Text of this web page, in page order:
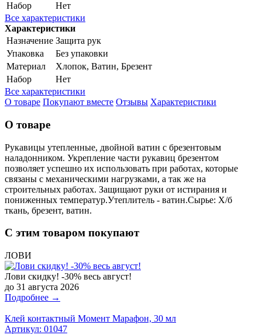
Набор
Нет
Все характеристики
Характеристики
Назначение Защита рук
Упаковка
Без упаковки
Материал
Хлопок, Ватин, Брезент
Набор
Нет
Все характеристики
О товаре Покупают вместе Отзывы Характеристики
О товаре
Рукавицы утепленные, двойной ватин с брезентовым
наладонником. Укрепление части рукавиц брезентом
позволяет успешно их использовать при работах, которые
связаны с механическими нагрузками, а так же на
строительных работах. Защищают руки от истирания и
пониженных температур.Утеплитель - ватин.Сырье: Х/б
ткань, брезент, ватин.
С этим товаром покупают
ЛОВИ
Лови скидку! -30% весь август!
до 31 августа 2026
Подробнее →
Клей контактный Момент Марафон, 30 мл
Артикул: 01047